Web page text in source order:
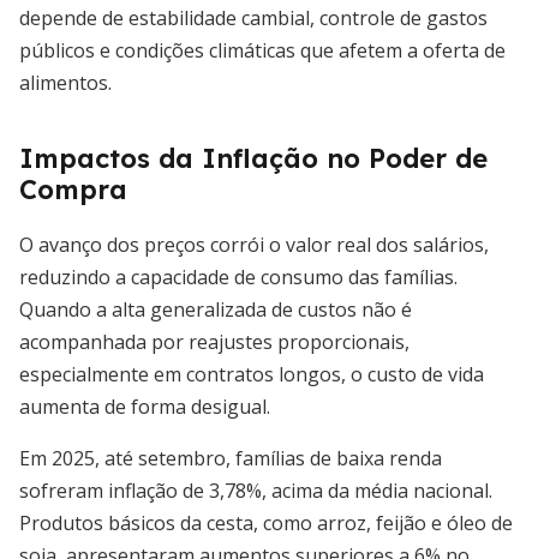
depende de estabilidade cambial, controle de gastos
públicos e condições climáticas que afetem a oferta de
alimentos.
Impactos da Inflação no Poder de
Compra
O avanço dos preços corrói o valor real dos salários,
reduzindo a capacidade de consumo das famílias.
Quando a alta generalizada de custos não é
acompanhada por reajustes proporcionais,
especialmente em contratos longos, o custo de vida
aumenta de forma desigual.
Em 2025, até setembro, famílias de baixa renda
sofreram inflação de 3,78%, acima da média nacional.
Produtos básicos da cesta, como arroz, feijão e óleo de